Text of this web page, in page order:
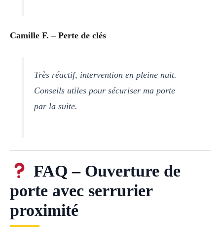
Camille F. – Perte de clés
Très réactif, intervention en pleine nuit.
Conseils utiles pour sécuriser ma porte
par la suite.
FAQ – Ouverture de
porte avec serrurier
proximité